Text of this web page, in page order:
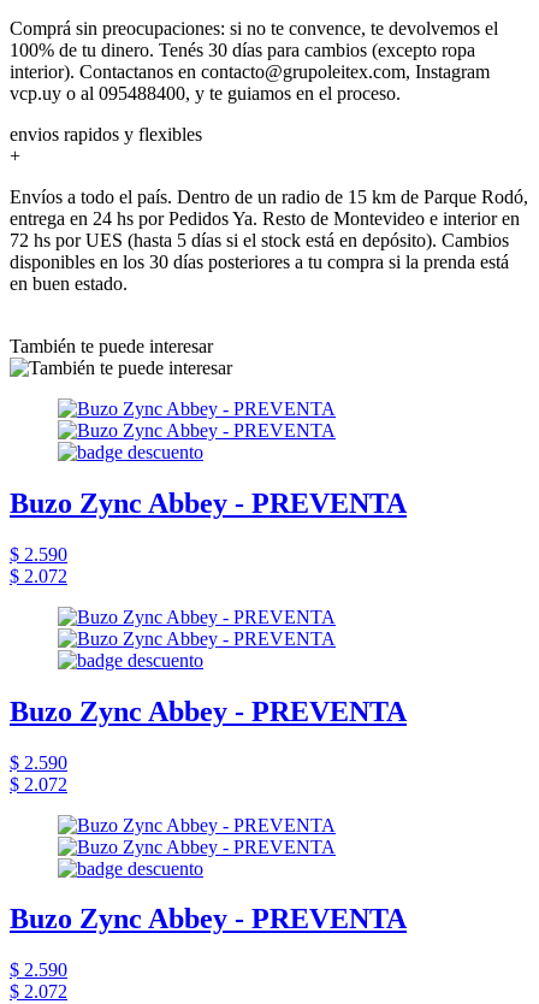
Comprá sin preocupaciones: si no te convence, te devolvemos el
100% de tu dinero. Tenés 30 días para cambios (excepto ropa
interior). Contactanos en contacto@grupoleitex.com, Instagram
vcp.uy o al 095488400, y te guiamos en el proceso.
envios rapidos y flexibles
+
Envíos a todo el país. Dentro de un radio de 15 km de Parque Rodó,
entrega en 24 hs por Pedidos Ya. Resto de Montevideo e interior en
72 hs por UES (hasta 5 días si el stock está en depósito). Cambios
disponibles en los 30 días posteriores a tu compra si la prenda está
en buen estado.
También te puede interesar
Buzo Zync Abbey - PREVENTA
$ 2.590
$ 2.072
Buzo Zync Abbey - PREVENTA
$ 2.590
$ 2.072
Buzo Zync Abbey - PREVENTA
$ 2.590
$ 2.072